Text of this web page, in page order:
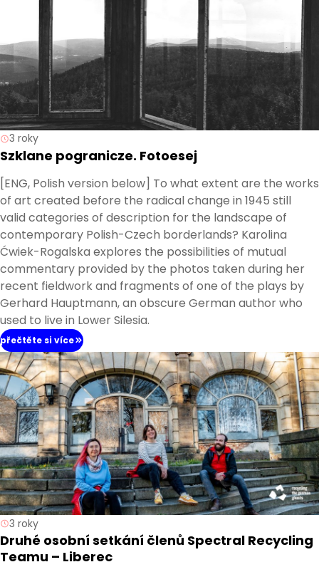
3 roky
Szklane pogranicze. Fotoesej
[ENG, Polish version below] To what extent are the works
of art created before the radical change in 1945 still
valid categories of description for the landscape of
contemporary Polish-Czech borderlands? Karolina
Ćwiek-Rogalska explores the possibilities of mutual
commentary provided by the photos taken during her
recent fieldwork and fragments of one of the plays by
Gerhard Hauptmann, an obscure German author who
used to live in Lower Silesia.
přečtěte si více
3 roky
Druhé osobní setkání členů Spectral Recycling
Teamu – Liberec